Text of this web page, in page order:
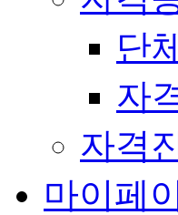
단
자
자격
마이페